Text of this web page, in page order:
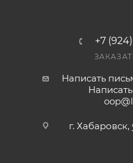
+7
Написать
г.